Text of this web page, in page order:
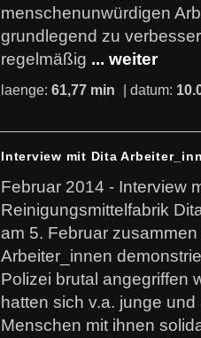
menschenunwürdigen
grundlegend zu
regelmäßig ... weiter
laenge: 61,77 min | datum:
Interview mit Dita
Februar 2014 - Interview
Reinigungsmittelfabrik
am 5. Februar
Arbeiter_innen
Polizei brutal angegriffen
hatten sich v.a. junge
Menschen mit ihnen